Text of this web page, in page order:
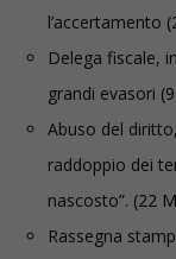
l’accertamento
Delega fiscale,
grandi evasori
Abuso del
raddoppio dei
nascosto”. (22
Rassegna